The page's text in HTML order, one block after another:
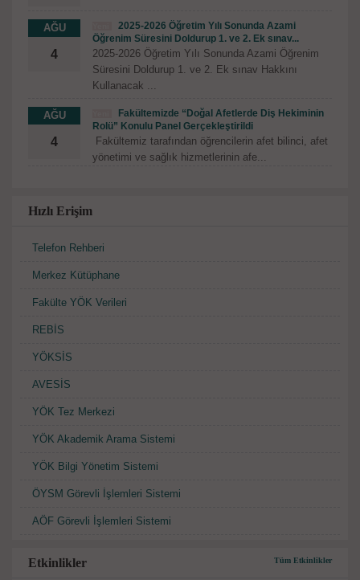
AĞU
4
2025-2026 Öğretim Yılı Sonunda Azami
Öğrenim Süresini Doldurup 1. ve 2. Ek sınav...
2025-2026 Öğretim Yılı Sonunda Azami Öğrenim
Süresini Doldurup 1. ve 2. Ek sınav Hakkını
Kullanacak ...
AĞU
4
Fakültemizde “Doğal Afetlerde Diş Hekiminin
Rolü” Konulu Panel Gerçekleştirildi
Fakültemiz tarafından öğrencilerin afet bilinci, afet
yönetimi ve sağlık hizmetlerinin afe...
Hızlı Erişim
Telefon Rehberi
Merkez Kütüphane
Fakülte YÖK Verileri
REBİS
YÖKSİS
AVESİS
YÖK Tez Merkezi
YÖK Akademik Arama Sistemi
YÖK Bilgi Yönetim Sistemi
ÖYSM Görevli İşlemleri Sistemi
AÖF Görevli İşlemleri Sistemi
Etkinlikler Tüm Etkinlikler